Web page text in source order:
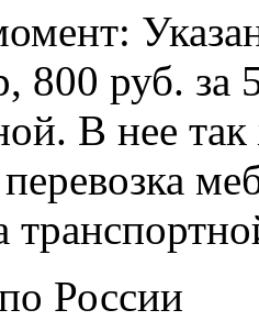
800 руб. за
В нее
России